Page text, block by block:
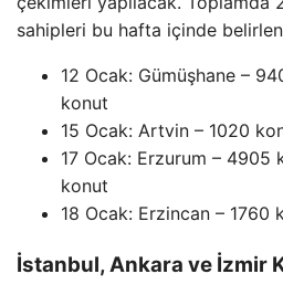
sahipleri bu hafta içinde
12 Ocak: Gümüşhane –
konut
15 Ocak: Artvin – 1020
17 Ocak: Erzurum – 4905
konut
18 Ocak: Erzincan – 1760
İstanbul, Ankara ve İzmir